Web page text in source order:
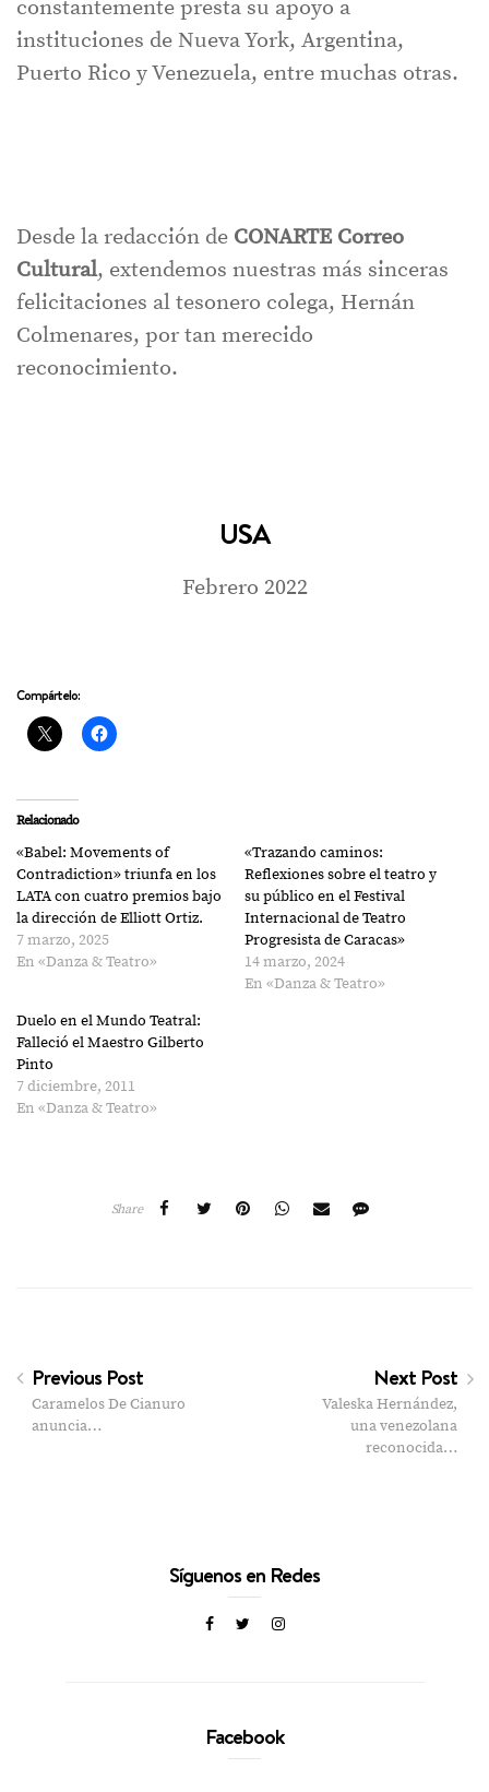
constantemente presta su apoyo a
instituciones de Nueva York, Argentina,
Puerto Rico y Venezuela, entre muchas otras.
Desde la redacción de CONARTE Correo
Cultural, extendemos nuestras más sinceras
felicitaciones al tesonero colega, Hernán
Colmenares, por tan merecido
reconocimiento.
USA
Febrero 2022
Compártelo:
Relacionado
«Babel: Movements of
Contradiction» triunfa en los
LATA con cuatro premios bajo
la dirección de Elliott Ortiz.
7 marzo, 2025
En «Danza & Teatro»
«Trazando caminos:
Reflexiones sobre el teatro y
su público en el Festival
Internacional de Teatro
Progresista de Caracas»
14 marzo, 2024
En «Danza & Teatro»
Duelo en el Mundo Teatral:
Falleció el Maestro Gilberto
Pinto
7 diciembre, 2011
En «Danza & Teatro»
Share
Previous Post
Caramelos De Cianuro
anuncia…
Next Post
Valeska Hernández,
una venezolana
reconocida…
Síguenos en Redes
Facebook